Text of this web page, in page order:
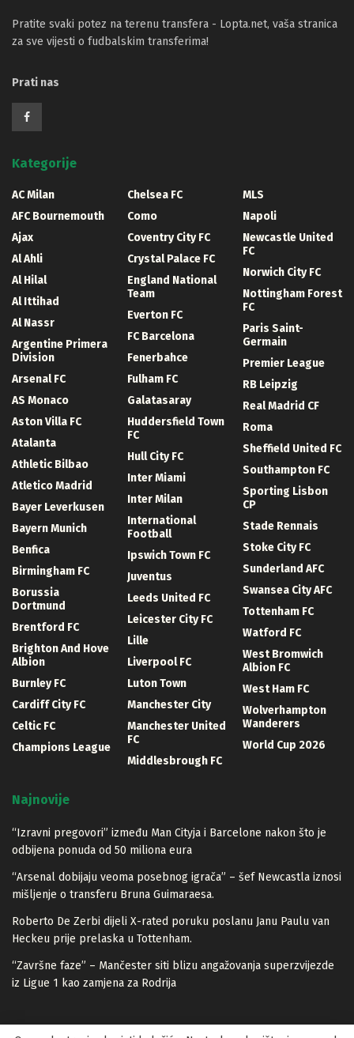
Pratite svaki potez na terenu transfera - Lopta.net, vaša stranica
za sve vijesti o fudbalskim transferima!
Prati nas
Kategorije
AC Milan
AFC Bournemouth
Ajax
Al Ahli
Al Hilal
Al Ittihad
Al Nassr
Argentine Primera
Division
Arsenal FC
AS Monaco
Aston Villa FC
Atalanta
Athletic Bilbao
Atletico Madrid
Bayer Leverkusen
Bayern Munich
Benfica
Birmingham FC
Borussia
Dortmund
Brentford FC
Brighton And Hove
Albion
Burnley FC
Cardiff City FC
Celtic FC
Champions League
Chelsea FC
Como
Coventry City FC
Crystal Palace FC
England National
Team
Everton FC
FC Barcelona
Fenerbahce
Fulham FC
Galatasaray
Huddersfield Town
FC
Hull City FC
Inter Miami
Inter Milan
International
Football
Ipswich Town FC
Juventus
Leeds United FC
Leicester City FC
Lille
Liverpool FC
Luton Town
Manchester City
Manchester United
FC
Middlesbrough FC
MLS
Napoli
Newcastle United
FC
Norwich City FC
Nottingham Forest
FC
Paris Saint-
Germain
Premier League
RB Leipzig
Real Madrid CF
Roma
Sheffield United FC
Southampton FC
Sporting Lisbon
CP
Stade Rennais
Stoke City FC
Sunderland AFC
Swansea City AFC
Tottenham FC
Watford FC
West Bromwich
Albion FC
West Ham FC
Wolverhampton
Wanderers
World Cup 2026
Najnovije
“Izravni pregovori” između Man Cityja i Barcelone nakon što je
odbijena ponuda od 50 miliona eura
“Arsenal dobijaju veoma posebnog igrača” – šef Newcastla iznosi
mišljenje o transferu Bruna Guimaraesa.
Roberto De Zerbi dijeli X-rated poruku poslanu Janu Paulu van
Heckeu prije prelaska u Tottenham.
“Završne faze” – Mančester siti blizu angažovanja superzvijezde
iz Ligue 1 kao zamjena za Rodrija